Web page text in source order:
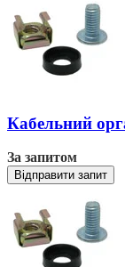
Кабельний
За запитом
Відправити запит